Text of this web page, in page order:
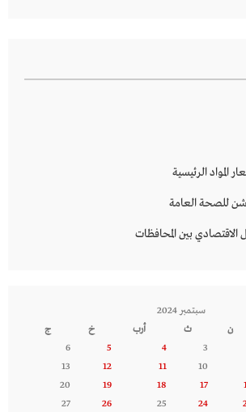
المواد الرئيسية
للصحة العامة
الاقتصادي بين المحافظات
سبتمبر 2024
ن ث أرب خ
ج
3
4
5
6
10
11
12
13
17
18
19
20
24
25
26
27